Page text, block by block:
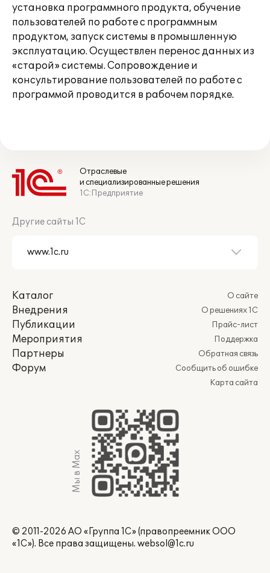
установка программного продукта, обучение
пользователей по работе с программным
продуктом, запуск системы в промышленную
эксплуатацию. Осуществлен перенос данных из
«старой» системы. Сопровождение и
консультирование пользователей по работе с
программой проводится в рабочем порядке.
Отраслевые
и специализированные решения
1С:Предприятие
Другие сайты 1С
Каталог
Внедрения
Публикации
Мероприятия
Партнеры
Форум
О сайте
О решениях 1С
Прайс-лист
Поддержка
Обратная связь
Сообщить об ошибке
Карта сайта
Мы в Max
© 2011-2026 АО «Группа 1С» (правопреемник ООО
«1С»). Все права защищены. websol@1c.ru